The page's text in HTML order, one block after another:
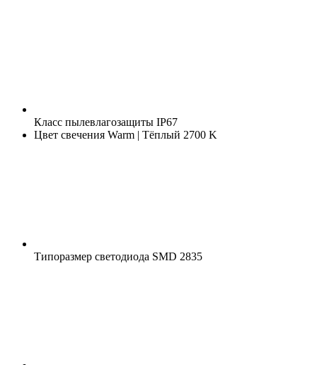
Класс пылевлагозащиты IP67
Цвет свечения Warm | Тёплый 2700 K
Типоразмер светодиода SMD 2835